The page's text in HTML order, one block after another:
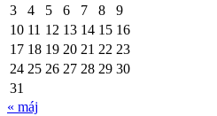
3
4 5 6 7 8
9
10 11 12 13 14 15 16
17 18 19 20 21 22 23
24 25 26 27 28 29 30
31
« máj